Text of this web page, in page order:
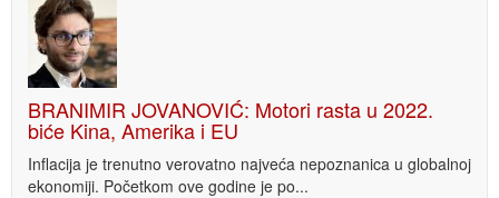
BRANIMIR JOVANOVIĆ: Motori rasta u 2022.
biće Kina, Amerika i EU
Inflacija je trenutno verovatno najveća nepoznanica u globalnoj
ekonomiji. Početkom ove godine je po...